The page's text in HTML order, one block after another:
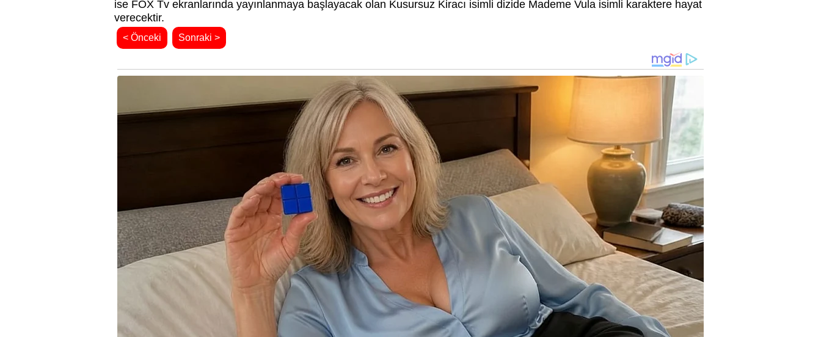
ise FOX Tv ekranlarında yayınlanmaya başlayacak olan Kusursuz Kiracı isimli dizide Mademe Vula isimli karaktere hayat
verecektir.
< Önceki Sonraki >